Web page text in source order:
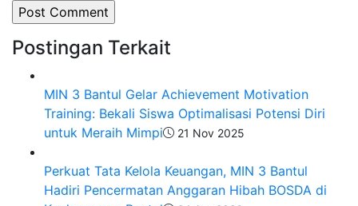
Postingan Terkait
MIN 3 Bantul Gelar Achievement Motivation
Training: Bekali Siswa Optimalisasi Potensi Diri
untuk Meraih Mimpi
21 Nov 2025
Perkuat Tata Kelola Keuangan, MIN 3 Bantul
Hadiri Pencermatan Anggaran Hibah BOSDA di